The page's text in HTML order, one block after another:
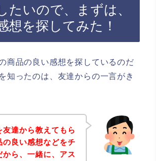
いので、まずは、
想を探してみた！
商品の良い感想を探しているのだ
知ったのは、友達からの一言がき
達から教えてもら
良い感想などをチ
ら、一緒に、アス